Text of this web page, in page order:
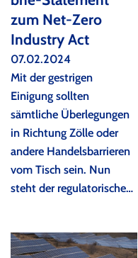
zum Net-Zero
Industry Act
07.02.2024
Mit der gestrigen
Einigung sollten
sämtliche Überlegungen
in Richtung Zölle oder
andere Handelsbarrieren
vom Tisch sein. Nun
steht der regulatorische…